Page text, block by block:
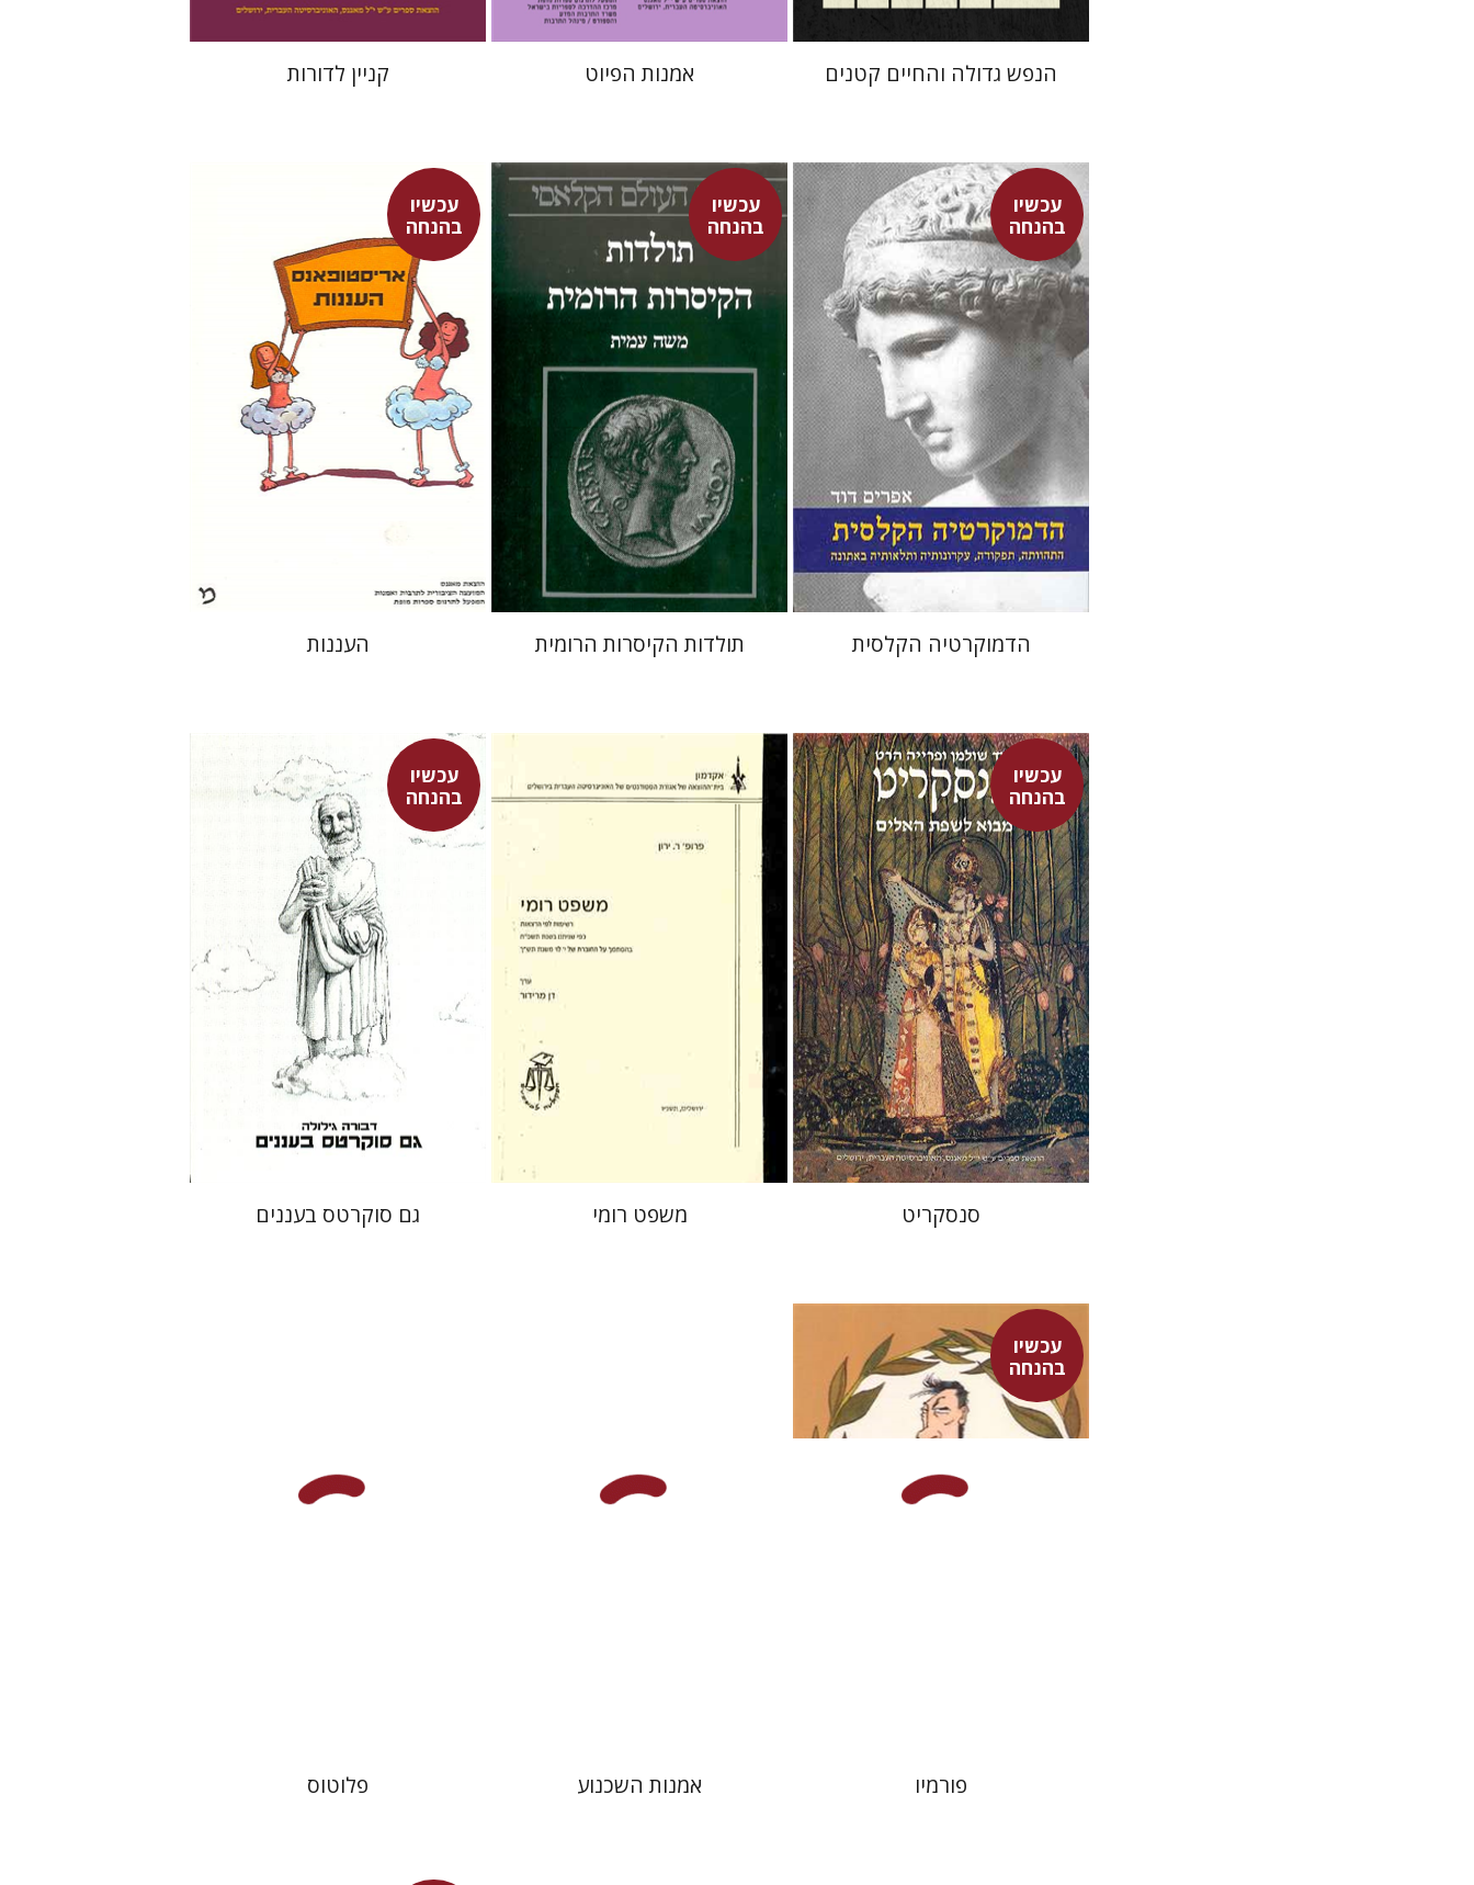
הנפש גדולה והחיים קטנים אמנות הפיוט קניין לדורות
עכשיו
בהנחה
אפרים דוד
עכשיו בהנחה
$39
$28
הדמוקרטיה הקלסית
עכשיו
בהנחה
משה עמית
עכשיו בהנחה
$85
$62
תולדות הקיסרות הרומית
עכשיו
בהנחהאריסטופאנס
דבורה גילולה
זיוה כספי
העננות
עכשיו
בהנחהדוד שולמן פרייה הרט
עכשיו בהנחה
$38
$28
סנסקריט
דן מרידור
משפט רומי
עכשיו
בהנחהדבורה גילולה
עכשיו בהנחה
גם סוקרטס בעננים
עכשיו
בהנחהפובליוס טרנטיוס
דבורה גילולה
פורמיו אמנות השכנוע פלוטוס